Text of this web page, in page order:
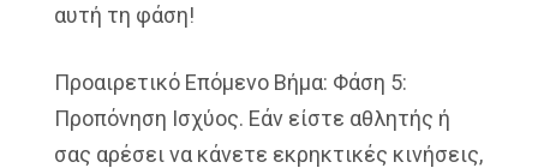
αυτή τη φάση!
Προαιρετικό Επόμενο Βήμα: Φάση 5:
Προπόνηση Ισχύος. Εάν είστε αθλητής ή
σας αρέσει να κάνετε εκρηκτικές κινήσεις,